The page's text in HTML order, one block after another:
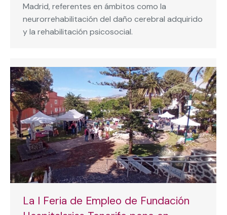
Madrid, referentes en ámbitos como la
neurorrehabilitación del daño cerebral adquirido
y la rehabilitación psicosocial.
La I Feria de Empleo de Fundación